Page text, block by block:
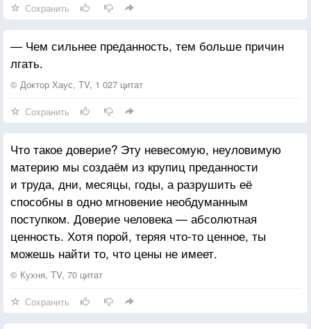
Сохранить
— Чем сильнее преданность, тем больше причин
лгать.
© Доктор Хаус, TV, 1 027 цитат
Сохранить
Что такое доверие? Эту невесомую, неуловимую
материю мы создаём из крупиц преданности
и труда, дни, месяцы, годы, а разрушить её
способны в одно мгновение необдуманным
поступком. Доверие человека — абсолютная
ценность. Хотя порой, теряя что-то ценное, ты
можешь найти то, что цены не имеет.
© Кухня, TV, 70 цитат
Сохранить